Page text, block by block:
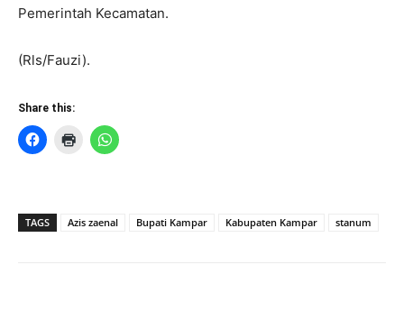
Pemerintah Kecamatan.
(Rls/Fauzi).
Share this:
TAGS Azis zaenal Bupati Kampar Kabupaten Kampar stanum